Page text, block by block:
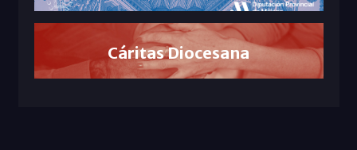
Cáritas Diocesana